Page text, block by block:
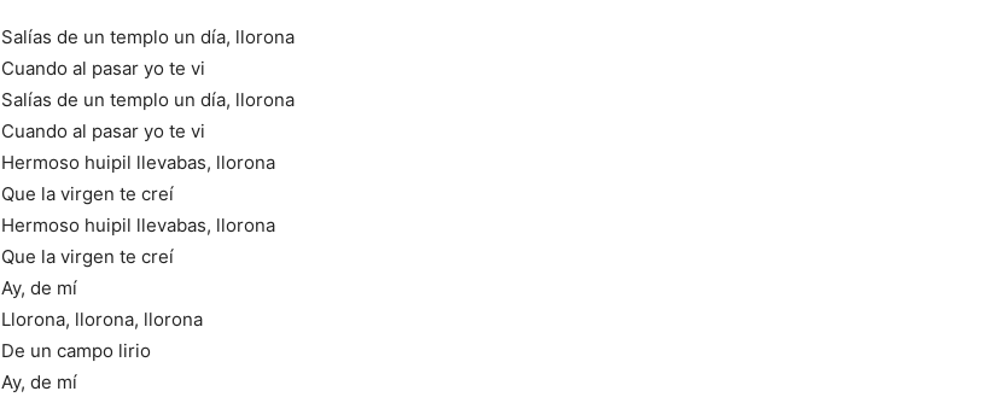
Salías de un templo un día, llorona
Cuando al pasar yo te vi
Salías de un templo un día, llorona
Cuando al pasar yo te vi
Hermoso huipil llevabas, llorona
Que la virgen te creí
Hermoso huipil llevabas, llorona
Que la virgen te creí
Ay, de mí
Llorona, llorona, llorona
De un campo lirio
Ay, de mí